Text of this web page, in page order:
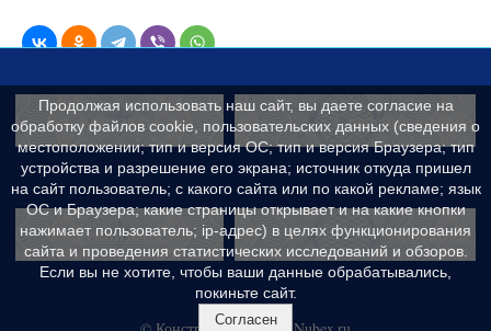
Контакты Сведения об
Реквизиты
Продолжая использовать наш сайт, вы даете согласие на
обработку файлов cookie, пользовательских данных (сведения о
местоположении; тип и версия ОС; тип и версия Браузера; тип
устройства и разрешение его экрана; источник откуда пришел
на сайт пользователь; с какого сайта или по какой рекламе; язык
ОС и Браузера; какие страницы открывает и на какие кнопки
нажимает пользователь; ip-адрес) в целях функционирования
сайта и проведения статистических исследований и обзоров.
Если вы не хотите, чтобы ваши данные обрабатывались,
покиньте сайт.
Согласен